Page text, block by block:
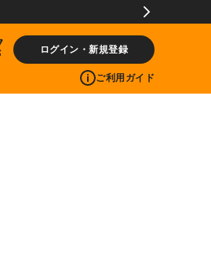
ログイン・新規登録
ご利用ガイド